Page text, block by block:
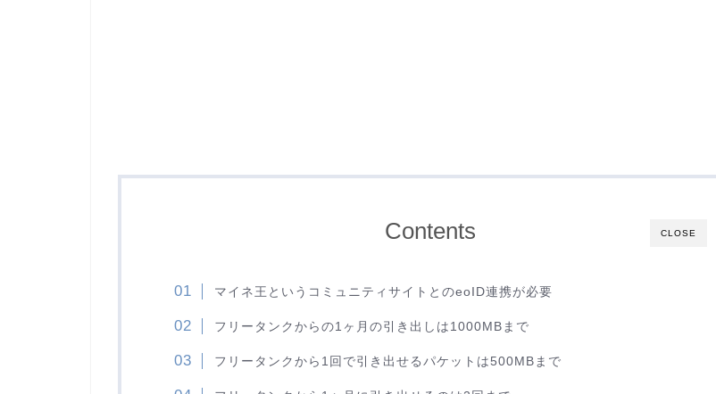
CLOSE
Contents
マイネ王というコミュニティサイトとのeoID連携が必要
フリータンクからの1ヶ月の引き出しは1000MBまで
フリータンクから1回で引き出せるパケットは500MBまで